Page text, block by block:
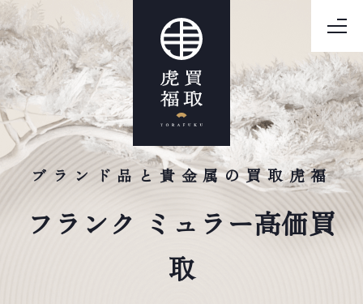
ブランド品と貴金属の買取虎福
フランク ミュラー高価買
取